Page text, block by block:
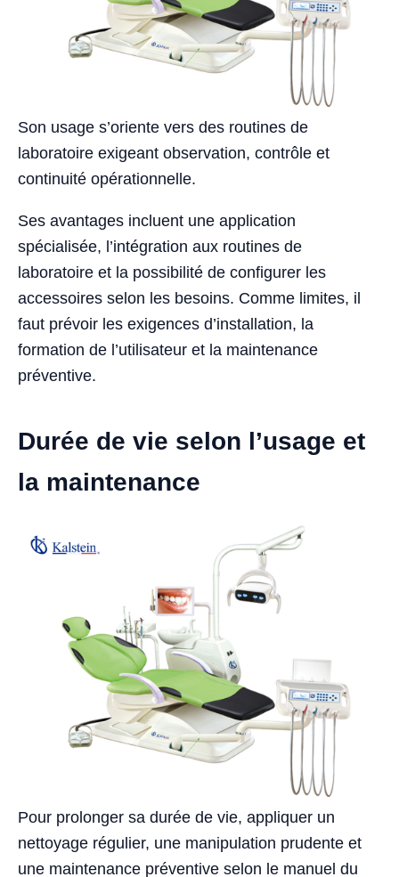
Son usage s’oriente vers des routines de
laboratoire exigeant observation, contrôle et
continuité opérationnelle.
Ses avantages incluent une application
spécialisée, l’intégration aux routines de
laboratoire et la possibilité de configurer les
accessoires selon les besoins. Comme limites, il
faut prévoir les exigences d’installation, la
formation de l’utilisateur et la maintenance
préventive.
Durée de vie selon l’usage et
la maintenance
Pour prolonger sa durée de vie, appliquer un
nettoyage régulier, une manipulation prudente et
une maintenance préventive selon le manuel du